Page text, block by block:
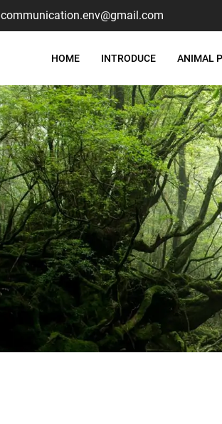
communication.env@gmail.com
HOME INTRODUCE ANIMAL